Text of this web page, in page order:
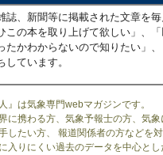
誌、新聞等に掲載された文章を
この本を取り上げて欲しい」、
たかわからないので知りたい」
しています。
人』は気象専門webマガジンです。
に携わる方、気象予報士の方、気
したい方、 報道関係者の方などを
入りにくい過去のデータを中心と